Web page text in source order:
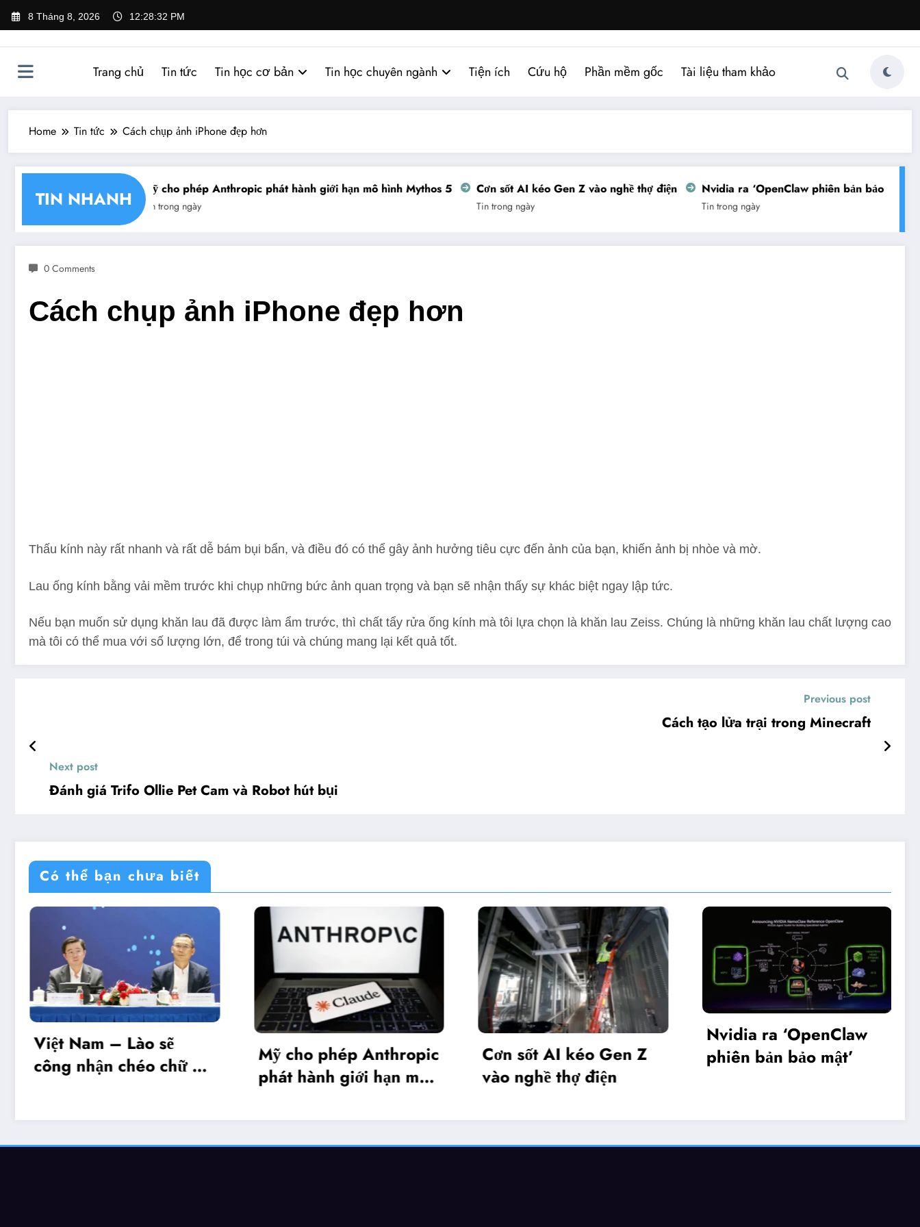
8 Tháng 8, 2026 12:28:32 PM
Trang chủ Tin tức Tin học cơ bản Tin học chuyên ngành Tiện ích Cứu hộ Phần mềm gốc Tài liệu tham khảo
Home Tin tức Cách chụp ảnh iPhone đẹp hơn
TIN NHANH
nhận chéo chữ ký số Mỹ cho phép Anthropic phát hành giới hạn mô hình Mythos 5
Tin trong ngày
Cơn sốt AI kéo Gen Z vào nghề thợ điện
Tin trong ngày
Nvidia ra ‘OpenClaw phiên bản bảo mật’
Tin trong ngày
0 Comments
Cách chụp ảnh iPhone đẹp hơn
Thấu kính này rất nhanh và rất dễ bám bụi bẩn, và điều đó có thể gây ảnh hưởng tiêu cực đến ảnh của bạn, khiến ảnh bị nhòe và mờ.
Lau ống kính bằng vải mềm trước khi chụp những bức ảnh quan trọng và bạn sẽ nhận thấy sự khác biệt ngay lập tức.
Nếu bạn muốn sử dụng khăn lau đã được làm ẩm trước, thì chất tẩy rửa ống kính mà tôi lựa chọn là khăn lau Zeiss. Chúng là những khăn lau chất lượng cao
mà tôi có thể mua với số lượng lớn, để trong túi và chúng mang lại kết quả tốt.
Previous post
Cách tạo lửa trại trong Minecraft
Next post
Đánh giá Trifo Ollie Pet Cam và Robot hút bụi
Có thể bạn chưa biết
Việt Nam – Lào sẽ
công nhận chéo chữ ký
Mỹ cho phép Anthropic
phát hành giới hạn mô
Cơn sốt AI kéo Gen Z
vào nghề thợ điện
Nvidia ra ‘OpenClaw
phiên bản bảo mật’